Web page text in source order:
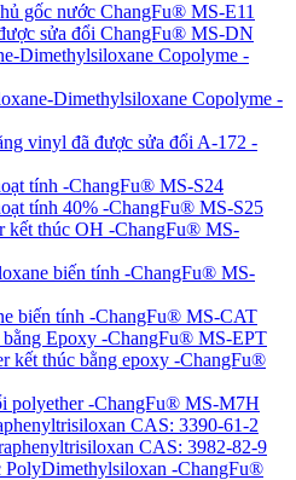
gốc nước ChangFu® MS-E11
sửa đổi ChangFu® MS-DN
Dimethylsiloxane Copolyme -
Dimethylsiloxane Copolyme -
vinyl đã được sửa đổi A-172 -
tính -ChangFu® MS-S24
tính 40% -ChangFu® MS-S25
kết thúc OH -ChangFu® MS-
biến tính -ChangFu® MS-
biến tính -ChangFu® MS-CAT
Epoxy -ChangFu® MS-EPT
kết thúc bằng epoxy -ChangFu®
polyether -ChangFu® MS-M7H
CAS: 3390-61-2
CAS: 3982-82-9
-ChangFu®